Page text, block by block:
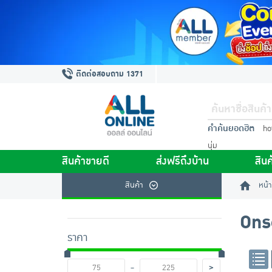
ติดต่อสอบถาม 1371
คำค้นยอดฮิต
นุ่ม
สินค้าขายดี ส่งฟรีถึงบ้าน สิน
สินค้า หน้
ราคา
-
>